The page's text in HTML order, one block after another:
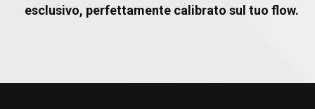
esclusivo, perfettamente calibrato sul tuo flow.